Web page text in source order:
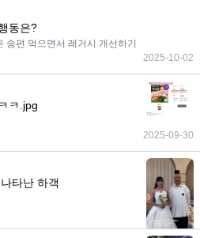
동은?
송편 먹으면서 레거시 개선하기
2025-10-02
ㅋ.jpg
2025-09-30
타난 하객